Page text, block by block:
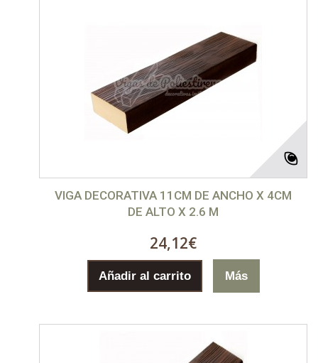
VIGA DECORATIVA 11CM DE ANCHO X 4CM
DE ALTO X 2.6 M
24,12€
Añadir al carrito Más